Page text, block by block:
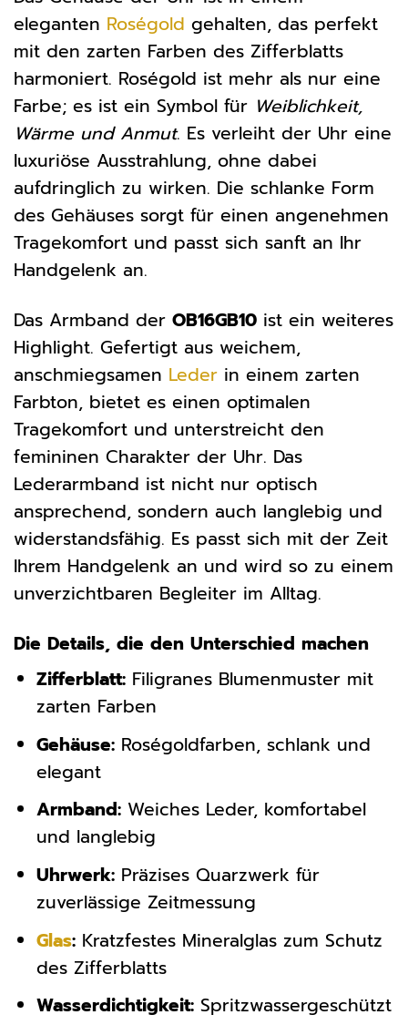
eleganten Roségold gehalten, das perfekt
mit den zarten Farben des Zifferblatts
harmoniert. Roségold ist mehr als nur eine
Farbe; es ist ein Symbol für Weiblichkeit,
Wärme und Anmut. Es verleiht der Uhr eine
luxuriöse Ausstrahlung, ohne dabei
aufdringlich zu wirken. Die schlanke Form
des Gehäuses sorgt für einen angenehmen
Tragekomfort und passt sich sanft an Ihr
Handgelenk an.
Das Armband der OB16GB10 ist ein weiteres
Highlight. Gefertigt aus weichem,
anschmiegsamen Leder in einem zarten
Farbton, bietet es einen optimalen
Tragekomfort und unterstreicht den
femininen Charakter der Uhr. Das
Lederarmband ist nicht nur optisch
ansprechend, sondern auch langlebig und
widerstandsfähig. Es passt sich mit der Zeit
Ihrem Handgelenk an und wird so zu einem
unverzichtbaren Begleiter im Alltag.
Die Details, die den Unterschied machen
Zifferblatt:Filigranes Blumenmuster mit
zarten Farben
Gehäuse:Roségoldfarben, schlank und
elegant
Armband:Weiches Leder, komfortabel
und langlebig
Uhrwerk:Präzises Quarzwerk für
zuverlässige Zeitmessung
Glas:Kratzfestes Mineralglas zum Schutz
des Zifferblatts
Wasserdichtigkeit:Spritzwassergeschützt